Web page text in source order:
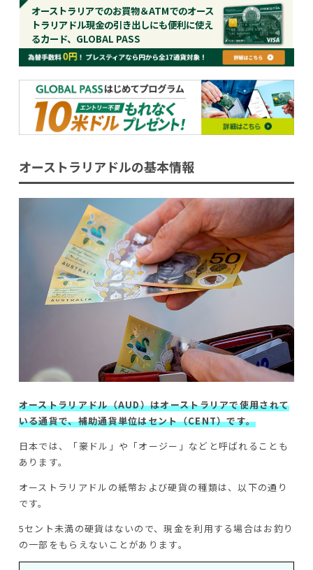
オーストラリアでのお買物＆ATMでのオース
トラリアドル現金の引き出しにも便利に使え
るカード、GLOBAL PASS
オーストラリアドルの基本情報
オーストラリアドル（AUD）はオーストラリアで使用されて
いる通貨で、補助通貨単位はセント（CENT）です。
日本では、「豪ドル」や「オージー」などと呼ばれることも
あります。
オーストラリアドルの紙幣および硬貨の種類は、以下の通り
です。
5セント未満の硬貨はないので、現金を利用する場合はお釣り
の一部をもらえないことがあります。